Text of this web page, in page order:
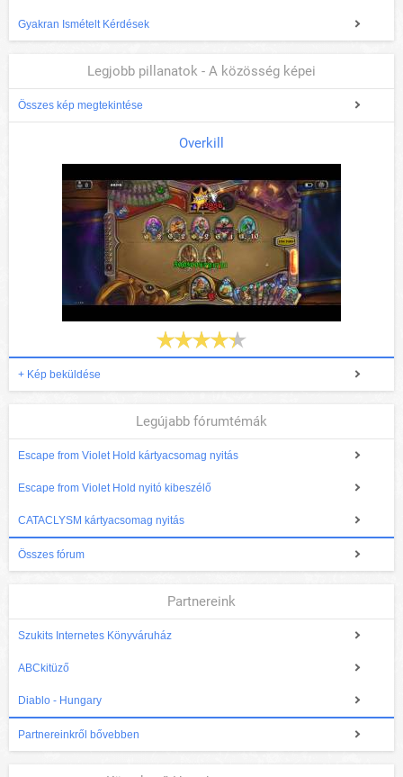
Gyakran Ismételt Kérdések
Legjobb pillanatok - A közösség képei
Összes kép megtekintése
Overkill
+ Kép beküldése
Legújabb fórumtémák
Escape from Violet Hold kártyacsomag nyitás
Escape from Violet Hold nyitó kibeszélő
CATACLYSM kártyacsomag nyitás
Összes fórum
Partnereink
Szukits Internetes Könyváruház
ABCkitüző
Diablo - Hungary
Partnereinkről bővebben